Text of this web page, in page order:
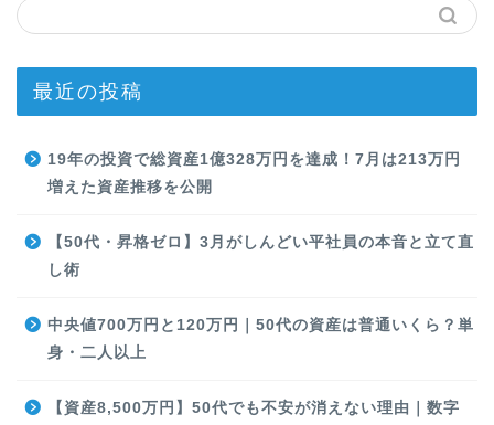
最近の投稿
19年の投資で総資産1億328万円を達成！7月は213万円
増えた資産推移を公開
【50代・昇格ゼロ】3月がしんどい平社員の本音と立て直
し術
中央値700万円と120万円｜50代の資産は普通いくら？単
身・二人以上
【資産8,500万円】50代でも不安が消えない理由｜数字